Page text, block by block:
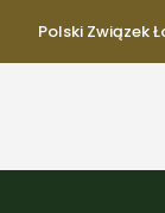
Polski Związek